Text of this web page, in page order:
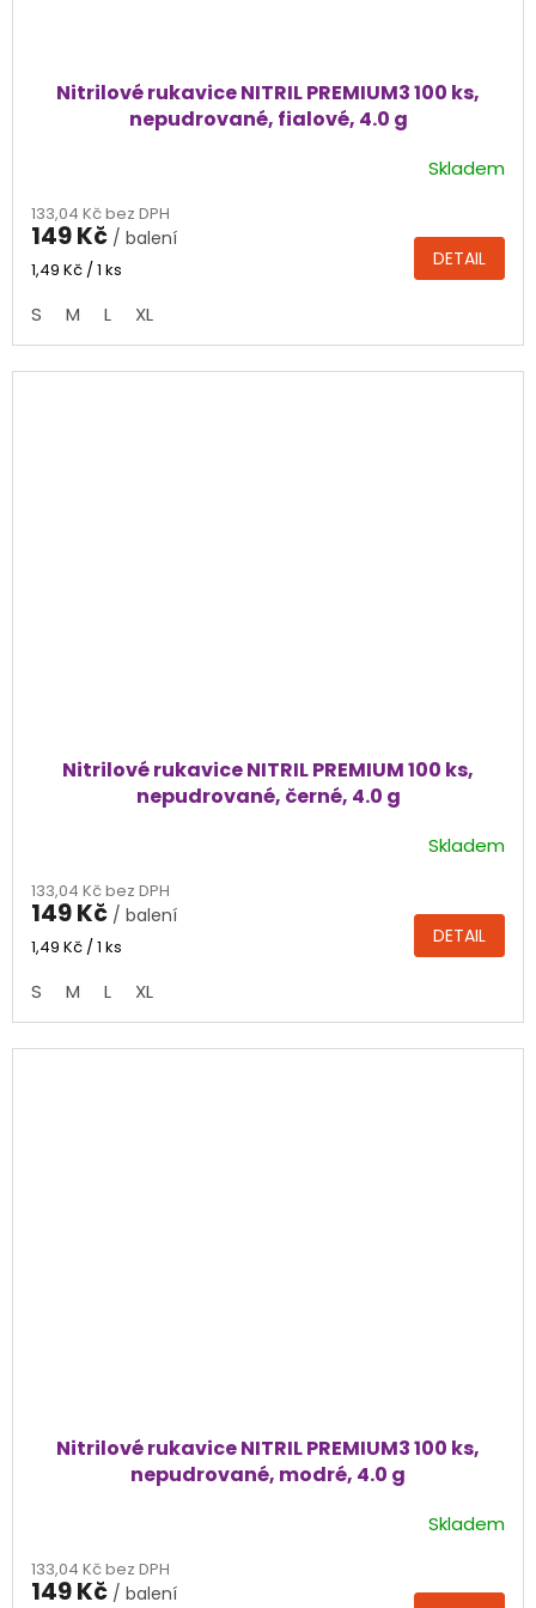
Nitrilové rukavice NITRIL PREMIUM3 100 ks,
nepudrované, fialové, 4.0 g
produktu
je
4,8
5
hvězdiček.
Skladem
133,04 Kč bez DPH
149 Kč / balení
Měrná
1,49 Kč / 1 ks DETAIL
S M L XL
Nitrilové rukavice NITRIL PREMIUM 100 ks,
nepudrované, černé, 4.0 g
produktu
je
4,4
5
hvězdiček.
Skladem
133,04 Kč bez DPH
149 Kč / balení
Měrná
1,49 Kč / 1 ks DETAIL
S M L XL
Nitrilové rukavice NITRIL PREMIUM3 100 ks,
nepudrované, modré, 4.0 g
produktu
je
Skladem
133,04 Kč bez DPH
149 Kč / balení